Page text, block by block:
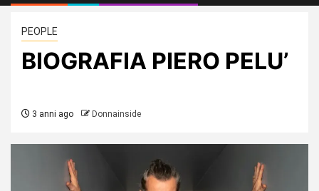
PEOPLE
BIOGRAFIA PIERO PELU’
3 anni ago Donnainside